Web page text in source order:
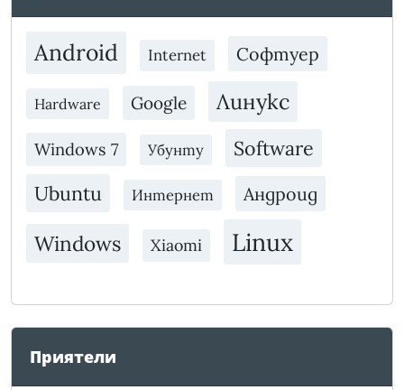
Android Internet Софтуер
Hardware Google Линукс
Windows 7 Убунту
Software
Ubuntu
Интернет Андроид
Windows Xiaomi Linux
Приятели